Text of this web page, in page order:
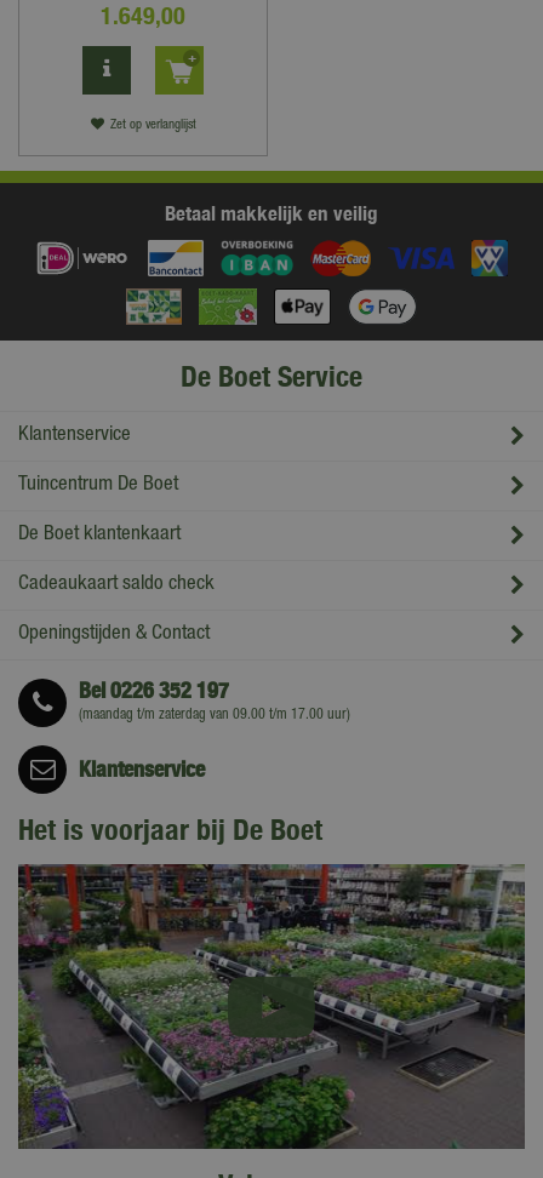
1.649,00
Zet op verlanglijst
Betaal makkelijk en veilig
De Boet Service
Klantenservice
Tuincentrum De Boet
De Boet klantenkaart
Cadeaukaart saldo check
Openingstijden & Contact
Bel0226 352 197
(maandag t/m zaterdag van 09.00 t/m 17.00 uur)
Klantenservice
Het is voorjaar bij De Boet